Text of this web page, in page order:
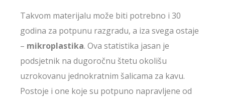
Takvom materijalu može biti potrebno i 30
godina za potpunu razgradu, a iza svega ostaje
– mikroplastika. Ova statistika jasan je
podsjetnik na dugoročnu štetu okolišu
uzrokovanu jednokratnim šalicama za kavu.
Postoje i one koje su potpuno napravljene od